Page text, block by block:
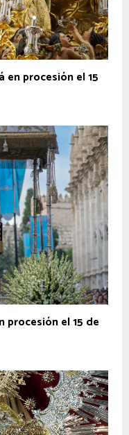
en procesión el 15
procesión el 15 de